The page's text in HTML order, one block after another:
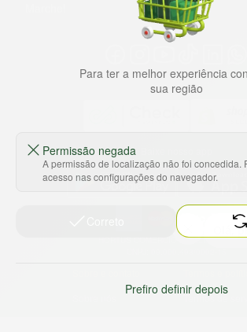
HORTUS COMERCIO DE ALIMENTOS
Termos de
Para ter a melhor experiência
sua região
Permissão negada
A permissão de localização não foi concedida.
acesso nas configurações do navegador.
Prefiro definir depois